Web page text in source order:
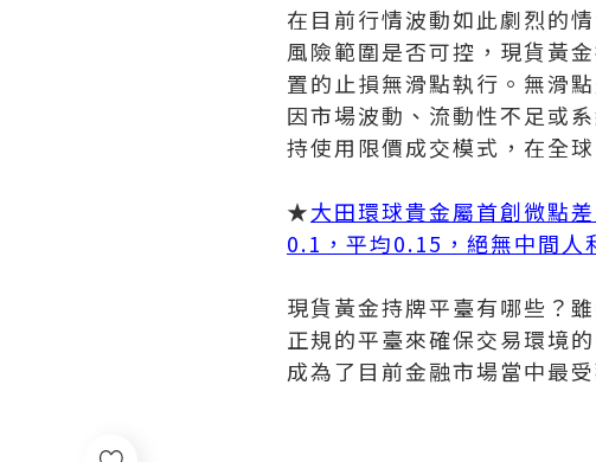
在目前行情波動如此劇烈的
風險範圍是否可控，現貨黃
置的止損無滑點執行。無滑
因市場波動、流動性不足或
持使用限價成交模式，在全
★大田環球貴金屬首創微點
0.1，平均0.15，絕無中間人
現貨黃金持牌平臺有哪些？
正規的平臺來確保交易環境
成為了目前金融市場當中最